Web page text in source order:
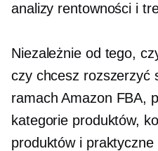
analizy rentowności i
Niezależnie od tego,
czy chcesz rozszerzyć
ramach Amazon FBA,
kategorie produktów,
produktów i